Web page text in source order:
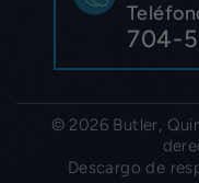
704-
© 2026 Butler,
Descargo de